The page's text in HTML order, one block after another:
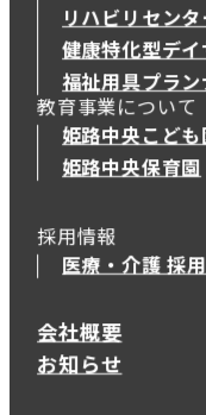
リハビリセン
健康特化型デ
健康特化型デイ
福祉用具プラ
教育事業について
姫路中央こども
姫路中央保育園
採用情報
医療・介護 採
会社概要
お知らせ